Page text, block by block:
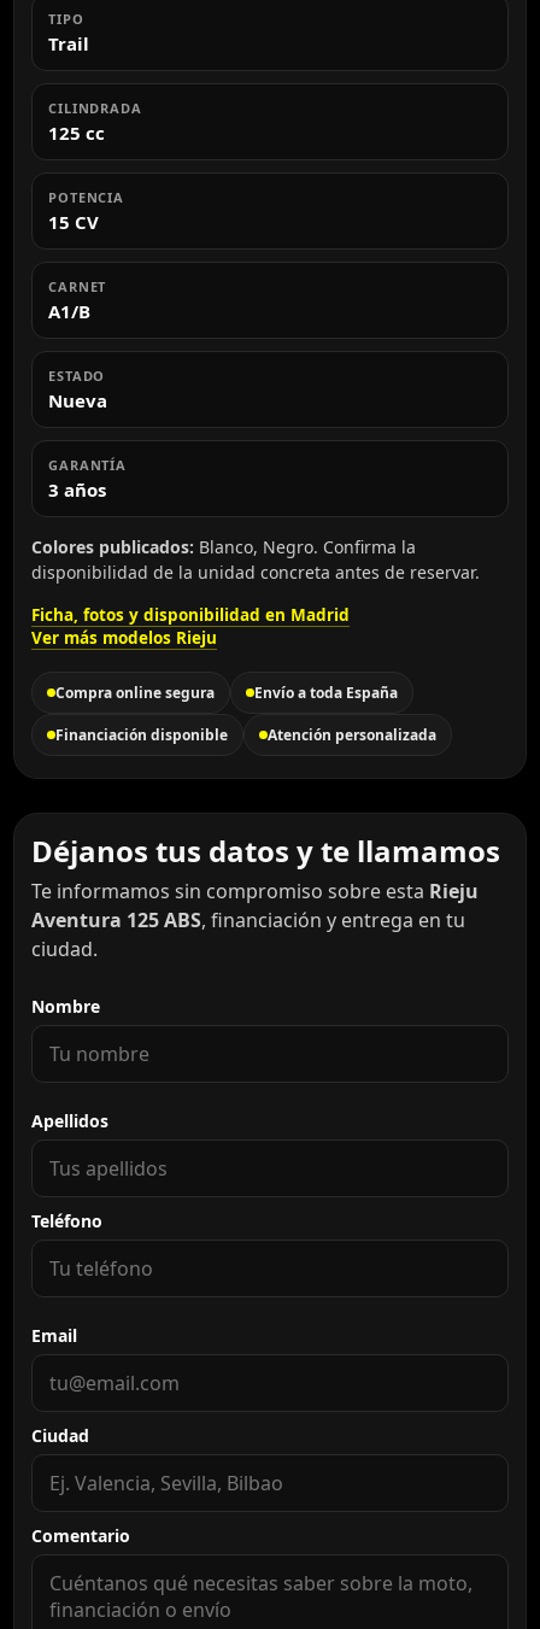
TIPO
Trail
CILINDRADA
125 cc
POTENCIA
15 CV
CARNET
A1/B
ESTADO
Nueva
GARANTÍA
3 años
Colores publicados: Blanco, Negro. Confirma la
disponibilidad de la unidad concreta antes de reservar.
Ficha, fotos y disponibilidad en Madrid
Ver más modelos Rieju
Compra online segura Envío a toda España
Financiación disponible Atención personalizada
Déjanos tus datos y te llamamos
Te informamos sin compromiso sobre esta Rieju
Aventura 125 ABS, financiación y entrega en tu
ciudad.
Nombre
Apellidos
Teléfono
Email
Ciudad
Comentario